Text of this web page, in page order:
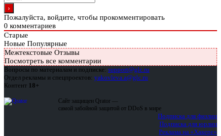
Пожалуйста, войдите, чтобы прокомментировать
0 комментариев
Старые
Новые Популярные
Межтекстовые Отзывы
Посмотреть все комментарии
Вопросы по материалам и подписке: support@glc.ru
Отдел рекламы и спецпроектов: yakovleva.a@glc.ru
Контент 18+
Сайт защищен Qrator —
самой забойной защитой от DDoS в мире
Подписка для физлиц
Подписка для юрлиц
Реклама на «Хакере»